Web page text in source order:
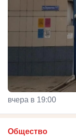
вчера в 19:00
Общество